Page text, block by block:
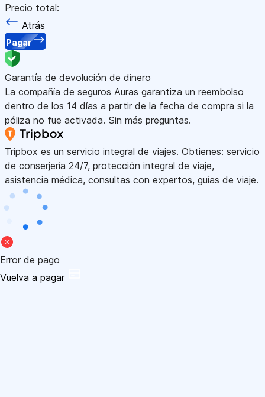
Precio total:
Atrás
Pagar
Garantía de devolución de dinero
La compañía de seguros Auras garantiza un reembolso
dentro de los 14 días a partir de la fecha de compra si la
póliza no fue activada. Sin más preguntas.
Tripbox es un servicio integral de viajes. Obtienes: servicio
de conserjería 24/7, protección integral de viaje,
asistencia médica, consultas con expertos, guías de viaje.
Error de pago
Vuelva a pagar